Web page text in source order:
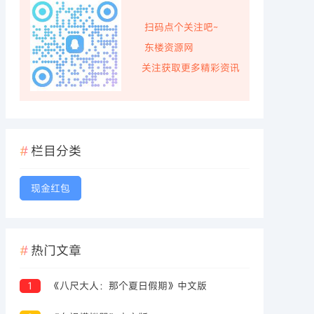
扫码点个关注吧~
东楼资源网
关注获取更多精彩资讯
栏目分类
现金红包
热门文章
1 《八尺大人：那个夏日假期》中文版